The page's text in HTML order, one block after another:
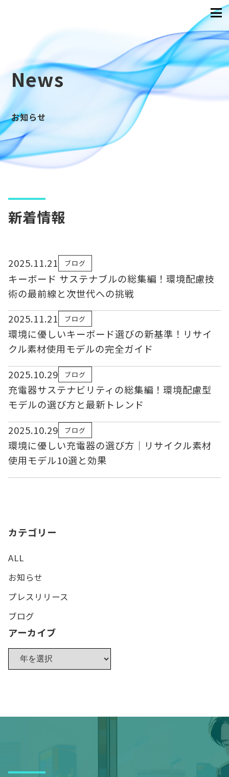
News
お知らせ
新着情報
2025.11.21 ブログ
キーボード サステナブルの総集編！環境配慮技
術の最前線と次世代への挑戦
2025.11.21
ブログ
環境に優しいキーボード選びの新基準！リサイ
クル素材使用モデルの完全ガイド
2025.10.29
ブログ
充電器サステナビリティの総集編！環境配慮型
モデルの選び方と最新トレンド
2025.10.29
ブログ
環境に優しい充電器の選び方｜リサイクル素材
使用モデル10選と効果
カテゴリー
ALL
お知らせ
プレスリリース
ブログ
アーカイブ